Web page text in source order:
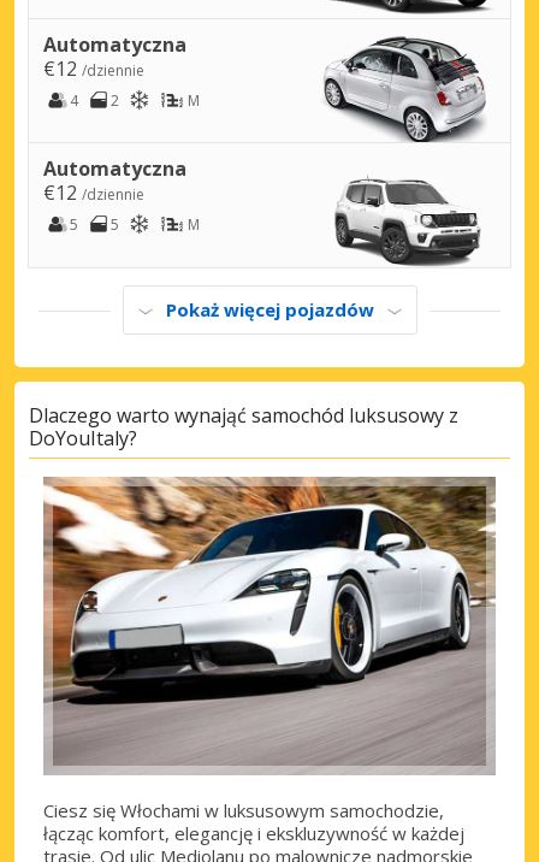
Automatyczna
€12 /dziennie
4
2 M
Automatyczna
€12 /dziennie
5
5 M
Pokaż więcej pojazdów
Dlaczego warto wynająć samochód luksusowy z
DoYouItaly?
Ciesz się Włochami w luksusowym samochodzie,
łącząc komfort, elegancję i ekskluzywność w każdej
trasie. Od ulic Mediolanu po malownicze nadmorskie